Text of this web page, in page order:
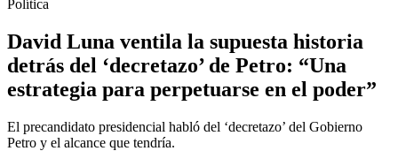
Política
David Luna ventila la supuesta historia
detrás del ‘decretazo’ de Petro: “Una
estrategia para perpetuarse en el poder”
El precandidato presidencial habló del ‘decretazo’ del Gobierno
Petro y el alcance que tendría.